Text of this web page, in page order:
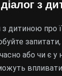
з
дитиною про
або чи є у
впливати